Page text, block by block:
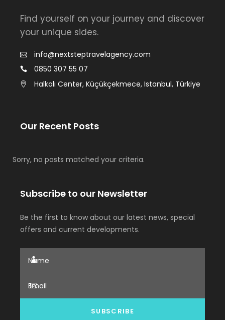
Find yourself on your journey and discover
your unique sides.
info@nextsteptravelagency.com
0850 307 55 07
Halkalı Center, Küçükçekmece, Istanbul, Türkiye
Our Recent Posts
Sorry, no posts matched your criteria.
Subscribe to our Newsletter
Be the first to know about our latest news, special
offers and current developments.